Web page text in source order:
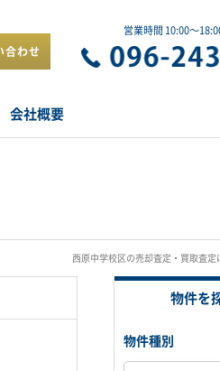
合わせ
営業時間 10:00～
会社概要
西原中学校区の売却査定・買取査定
物件を
物件種別